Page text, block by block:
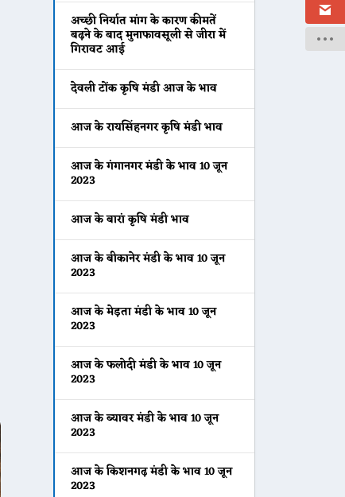
अच्छी निर्यात मांग के कारण कीमतें
बढ़ने के बाद मुनाफावसूली से जीरा में
गिरावट आई
देवली टोंक कृषि मंडी आज के भाव
आज के रायसिंहनगर कृषि मंडी भाव
आज के गंगानगर मंडी के भाव 10 जून
2023
आज के बारां कृषि मंडी भाव
आज के बीकानेर मंडी के भाव 10 जून
2023
आज के मेड़ता मंडी के भाव 10 जून
2023
आज के फलोदी मंडी के भाव 10 जून
2023
आज के ब्यावर मंडी के भाव 10 जून
2023
आज के किशनगढ़ मंडी के भाव 10 जून
2023